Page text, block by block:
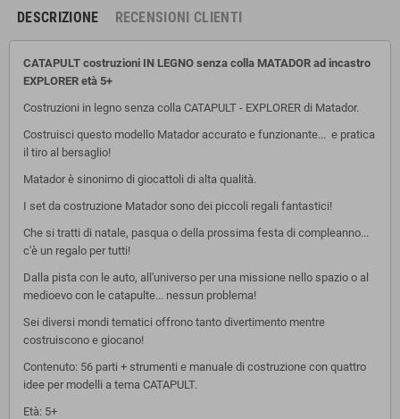
DESCRIZIONE RECENSIONI CLIENTI
CATAPULT costruzioni IN LEGNO senza colla MATADOR ad incastro
EXPLORER età 5+
Costruzioni in legno senza colla CATAPULT - EXPLORER di Matador.
Costruisci questo modello Matador accurato e funzionante... e pratica
il tiro al bersaglio!
Matador è sinonimo di giocattoli di alta qualità.
I set da costruzione Matador sono dei piccoli regali fantastici!
Che si tratti di natale, pasqua o della prossima festa di compleanno...
c'è un regalo per tutti!
Dalla pista con le auto, all'universo per una missione nello spazio o al
medioevo con le catapulte... nessun problema!
Sei diversi mondi tematici offrono tanto divertimento mentre
costruiscono e giocano!
Contenuto: 56 parti + strumenti e manuale di costruzione con quattro
idee per modelli a tema CATAPULT.
Età: 5+